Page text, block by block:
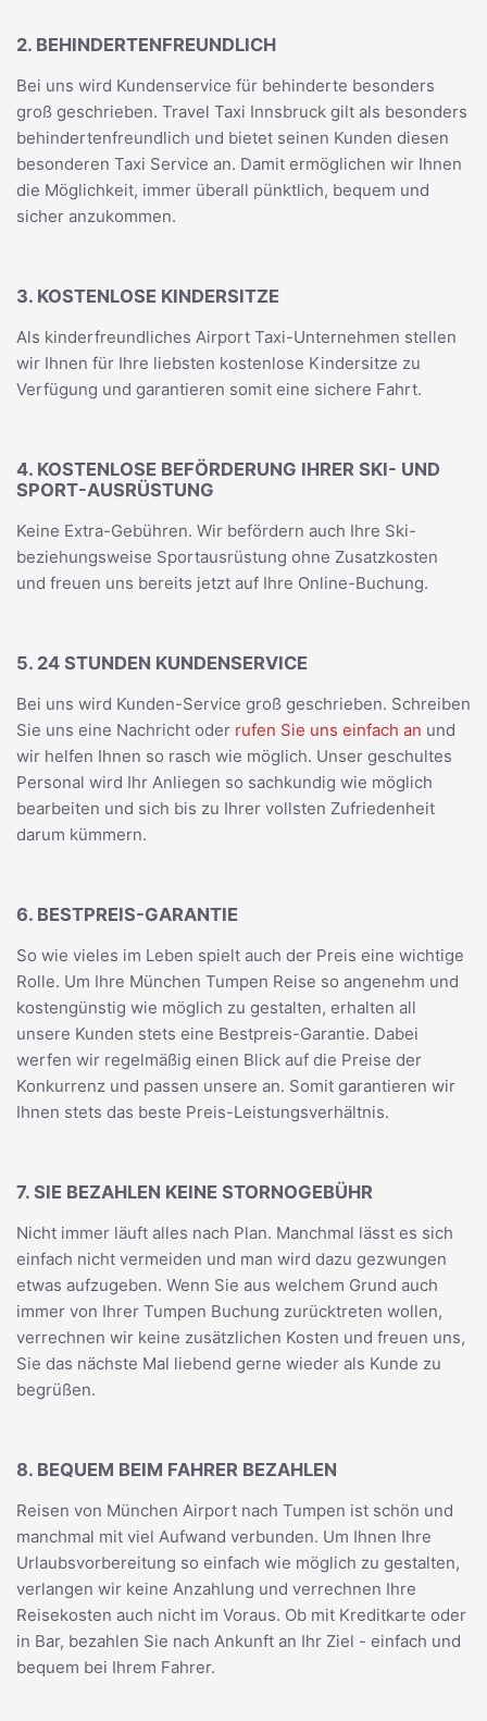
2. BEHINDERTENFREUNDLICH
Bei uns wird Kundenservice für behinderte besonders
groß geschrieben. Travel Taxi Innsbruck gilt als besonders
behindertenfreundlich und bietet seinen Kunden diesen
besonderen Taxi Service an. Damit ermöglichen wir Ihnen
die Möglichkeit, immer überall pünktlich, bequem und
sicher anzukommen.
3. KOSTENLOSE KINDERSITZE
Als kinderfreundliches Airport Taxi-Unternehmen stellen
wir Ihnen für Ihre liebsten kostenlose Kindersitze zu
Verfügung und garantieren somit eine sichere Fahrt.
4. KOSTENLOSE BEFÖRDERUNG IHRER SKI- UND
SPORT-AUSRÜSTUNG
Keine Extra-Gebühren. Wir befördern auch Ihre Ski-
beziehungsweise Sportausrüstung ohne Zusatzkosten
und freuen uns bereits jetzt auf Ihre Online-Buchung.
5. 24 STUNDEN KUNDENSERVICE
Bei uns wird Kunden-Service groß geschrieben. Schreiben
Sie uns eine Nachricht oder rufen Sie uns einfach an und
wir helfen Ihnen so rasch wie möglich. Unser geschultes
Personal wird Ihr Anliegen so sachkundig wie möglich
bearbeiten und sich bis zu Ihrer vollsten Zufriedenheit
darum kümmern.
6. BESTPREIS-GARANTIE
So wie vieles im Leben spielt auch der Preis eine wichtige
Rolle. Um Ihre München Tumpen Reise so angenehm und
kostengünstig wie möglich zu gestalten, erhalten all
unsere Kunden stets eine Bestpreis-Garantie. Dabei
werfen wir regelmäßig einen Blick auf die Preise der
Konkurrenz und passen unsere an. Somit garantieren wir
Ihnen stets das beste Preis-Leistungsverhältnis.
7. SIE BEZAHLEN KEINE STORNOGEBÜHR
Nicht immer läuft alles nach Plan. Manchmal lässt es sich
einfach nicht vermeiden und man wird dazu gezwungen
etwas aufzugeben. Wenn Sie aus welchem Grund auch
immer von Ihrer Tumpen Buchung zurücktreten wollen,
verrechnen wir keine zusätzlichen Kosten und freuen uns,
Sie das nächste Mal liebend gerne wieder als Kunde zu
begrüßen.
8. BEQUEM BEIM FAHRER BEZAHLEN
Reisen von München Airport nach Tumpen ist schön und
manchmal mit viel Aufwand verbunden. Um Ihnen Ihre
Urlaubsvorbereitung so einfach wie möglich zu gestalten,
verlangen wir keine Anzahlung und verrechnen Ihre
Reisekosten auch nicht im Voraus. Ob mit Kreditkarte oder
in Bar, bezahlen Sie nach Ankunft an Ihr Ziel - einfach und
bequem bei Ihrem Fahrer.